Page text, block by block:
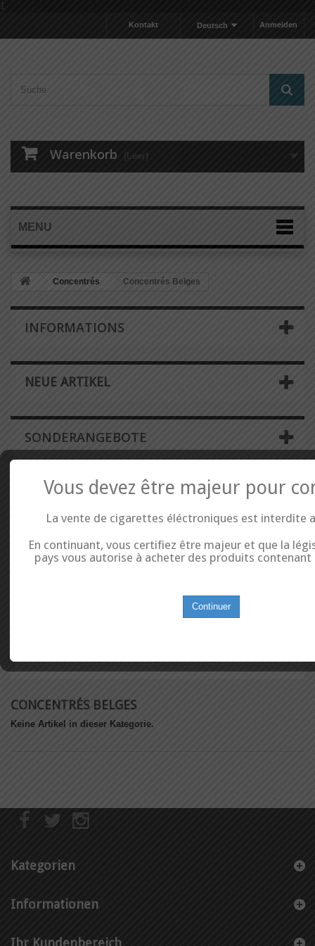
1
Anmelden
Deutsch
Kontakt
Warenkorb (Leer)
MENU
Concentrés Concentrés Belges
INFORMATIONS
NEUE ARTIKEL
SONDERANGEBOTE
CONCENTRÉS BELGES
Keine Artikel in dieser Kategorie.
Kategorien
Informationen
Ihr Kundenbereich
Vous devez être majeur pour
La vente de cigarettes éléctroniques est interdite
En continuant, vous certifiez être majeur et que la
pays vous autorise à acheter des produits contenant
Continuer